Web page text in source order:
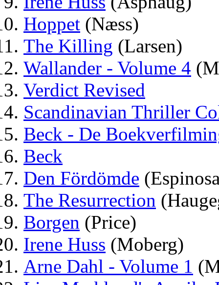
Hoppet (Næss)
The Killing (Larsen)
Wallander - Volume 4
Verdict Revised
Scandinavian Thriller
Beck - De
Beck
Den Fördömde
The Resurrection
Borgen (Price)
Irene Huss (Moberg)
Arne Dahl - Volume 1